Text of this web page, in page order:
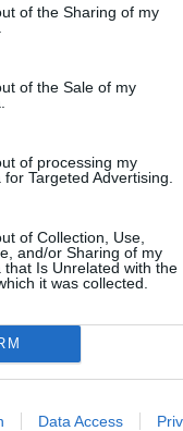
of the Sharing of my
of the Sale of my
of processing my
Targeted Advertising.
of Collection, Use,
and/or Sharing of my
that Is Unrelated with the
it was collected.
Data Access
frissülő tudósításunkat a